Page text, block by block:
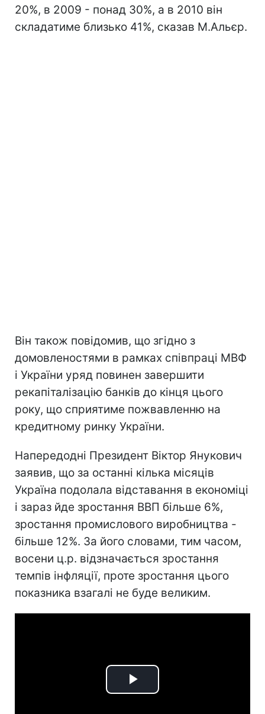
20%, в 2009 - понад 30%, а в 2010 він
складатиме близько 41%, сказав М.Альєр.
Він також повідомив, що згідно з
домовленостями в рамках співпраці МВФ
і України уряд повинен завершити
рекапіталізацію банків до кінця цього
року, що сприятиме пожвавленню на
кредитному ринку України.
Напередодні Президент Віктор Янукович
заявив, що за останні кілька місяців
Україна подолала відставання в економіці
і зараз йде зростання ВВП більше 6%,
зростання промислового виробництва -
більше 12%. За його словами, тим часом,
восени ц.р. відзначається зростання
темпів інфляції, проте зростання цього
показника взагалі не буде великим.
Play